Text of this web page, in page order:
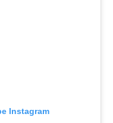
Instagram